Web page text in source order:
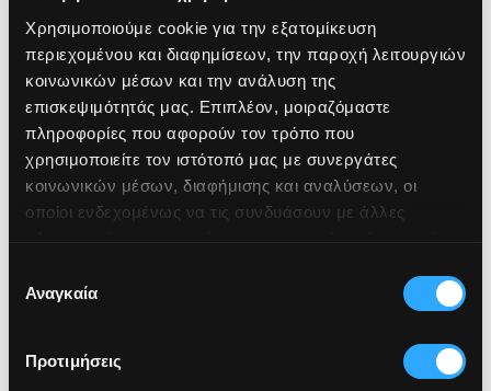
Χρησιμοποιούμε cookie για την εξατομίκευση
περιεχομένου και διαφημίσεων, την παροχή λειτουργιών
κοινωνικών μέσων και την ανάλυση της
επισκεψιμότητάς μας. Επιπλέον, μοιραζόμαστε
πληροφορίες που αφορούν τον τρόπο που
χρησιμοποιείτε τον ιστότοπό μας με συνεργάτες
κοινωνικών μέσων, διαφήμισης και αναλύσεων, οι
οποίοι ενδεχομένως να τις συνδυάσουν με άλλες
των υπηρεσιών τους.
συγκατάθεσης
Αναγκαία
Προτιμήσεις
Careers
GET IN TOUCH